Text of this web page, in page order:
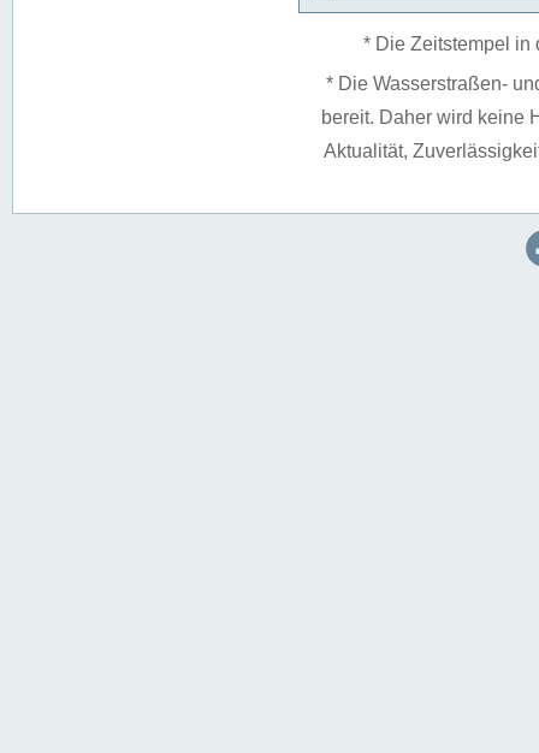
* Die Zeitstempel in
* Die Wasserstraßen-
bereit. Daher wird keine
Aktualität,